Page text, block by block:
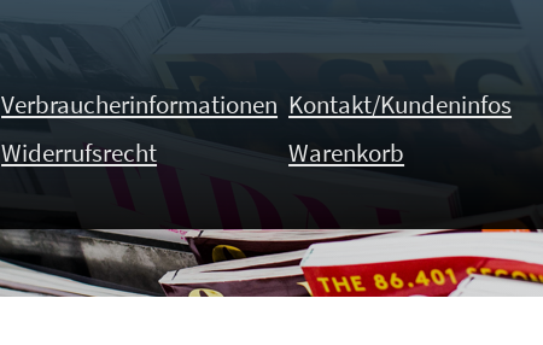
Verbraucherinformationen
Widerrufsrecht
Kontakt/Kundeninfos
Warenkorb